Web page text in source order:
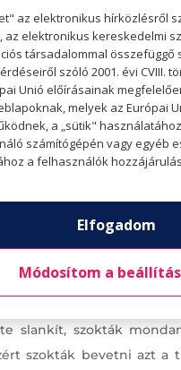
lett igazán
derék, kivétel
nőnek jól áll. Remek
a csípő ívét, kiemeli
a hason. A feneket is
Magas derekú
blúzzal? Tuti összeállítás!
be magunk.
tűnőbb.
slankít, szokták
szokták bevetni azt a
az elektronikus hírközlésről
az elektronikus kereskedelmi
társadalommal összefüggő
szóló 2001. évi CVIII.
Unió előírásainak
melyek az Európai
a „sütik"
számítógépén vagy egyéb
a felhasználók
Elfogadom
Módosítom a